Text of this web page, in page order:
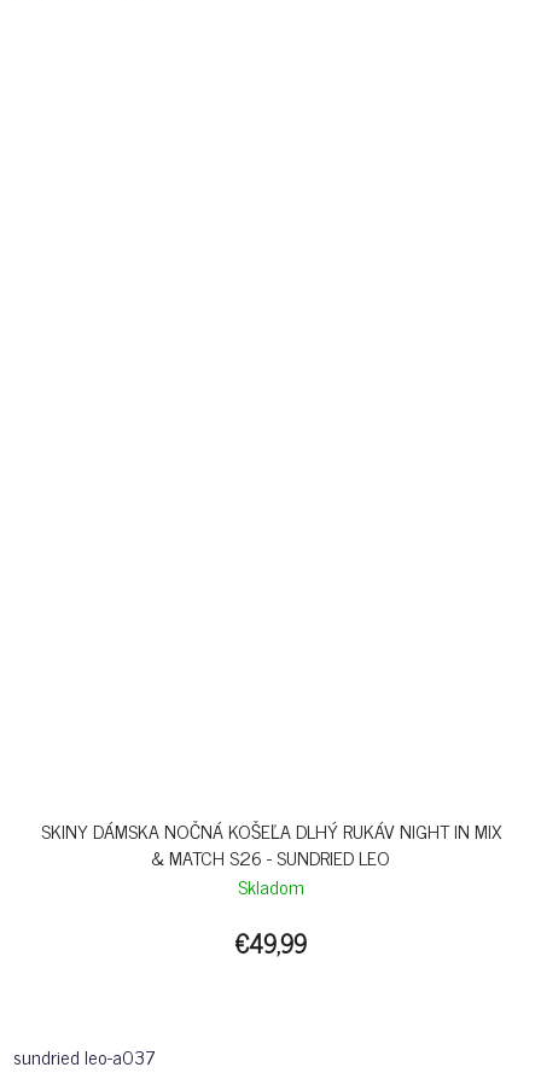
SKINY DÁMSKA NOČNÁ KOŠEĽA DLHÝ RUKÁV NIGHT IN MIX
& MATCH S26 - SUNDRIED LEO
Skladom
€49,99
sundried leo-a037